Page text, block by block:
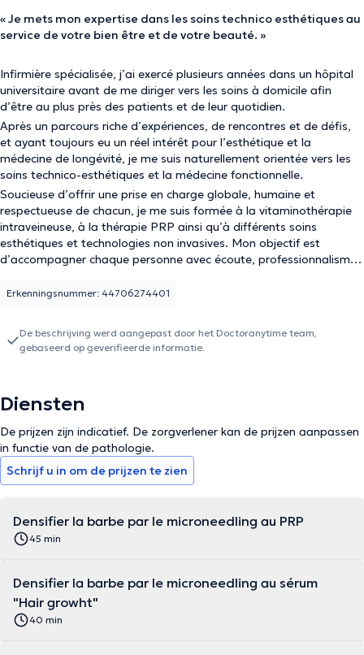
« Je mets mon expertise dans les soins technico esthétiques au
service de votre bien être et de votre beauté. »
Infirmière spécialisée, j’ai exercé plusieurs années dans un hôpital
universitaire avant de me diriger vers les soins à domicile afin
d’être au plus près des patients et de leur quotidien.
Après un parcours riche d’expériences, de rencontres et de défis,
et ayant toujours eu un réel intérêt pour l’esthétique et la
médecine de longévité, je me suis naturellement orientée vers les
soins technico-esthétiques et la médecine fonctionnelle.
Soucieuse d’offrir une prise en charge globale, humaine et
respectueuse de chacun, je me suis formée à la vitaminothérapie
intraveineuse, à la thérapie PRP ainsi qu’à différents soins
esthétiques et technologies non invasives. Mon objectif est
d’accompagner chaque personne avec écoute, professionnalisme
Erkenningsnummer: 44706274401
De beschrijving werd aangepast door het Doctoranytime team,
gebaseerd op geverifieerde informatie.
Diensten
De prijzen zijn indicatief. De zorgverlener kan de prijzen aanpassen
in functie van de pathologie.
Schrijf u in om de prijzen te zien
Densifier la barbe par le microneedling au PRP
45 min
Densifier la barbe par le microneedling au sérum
"Hair growht"
40 min